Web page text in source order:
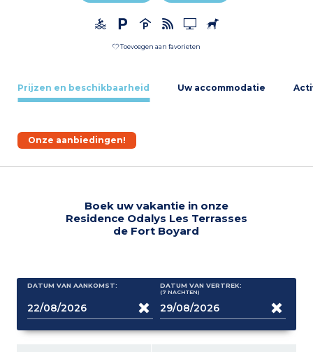
Toevoegen aan favorieten
Prijzen en beschikbaarheid Uw accommodatie
Onze aanbiedingen!
Boek uw vakantie in onze
Residence Odalys Les Terrasses
de Fort Boyard
DATUM VAN AANKOMST: DATUM VAN VERTREK:
(7 NACHTEN)